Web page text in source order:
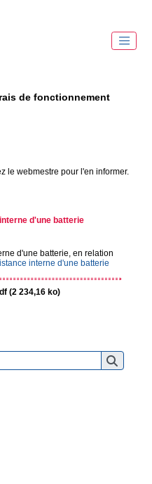
de fonctionnement
le webmestre pour l'en informer.
d'une batterie
d'une batterie, en relation
interne d'une batterie
(2 234,16 ko)